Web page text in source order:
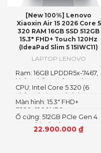
[New 100%] Lenovo
Xiaoxin Air 15 2026 Core 5
320 RAM 16GB SSD 512GB
15.3″ FHD+ Touch 120Hz
(IdeaPad Slim 5 15IWC11)
LAPTOP LENOVO
22.900.000 ₫
Ổ cứng: 512GB PCIe Gen 4
SSD, chỉ có 1 slot SSD,
nâng cấp theo dạng thay
Màn hình: 15.3″ FHD+
(1920x1200) IPS
CPU: Intel Core 5 320 (6
nhân 6 luồng, có thể đạt
tới 4.6GHz)
Ram: 16GB LPDDR5x-7467,
không hỗ trợ nâng cấp